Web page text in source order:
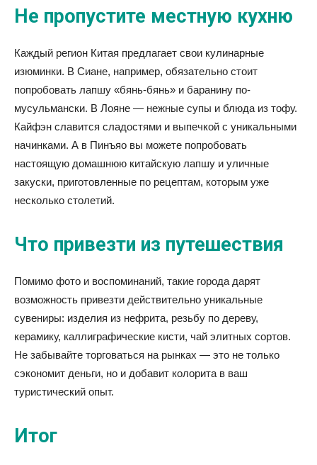
Не пропустите местную кухню
Каждый регион Китая предлагает свои кулинарные
изюминки. В Сиане, например, обязательно стоит
попробовать лапшу «бянь-бянь» и баранину по-
мусульмански. В Лояне — нежные супы и блюда из тофу.
Кайфэн славится сладостями и выпечкой с уникальными
начинками. А в Пинъяо вы можете попробовать
настоящую домашнюю китайскую лапшу и уличные
закуски, приготовленные по рецептам, которым уже
несколько столетий.
Что привезти из путешествия
Помимо фото и воспоминаний, такие города дарят
возможность привезти действительно уникальные
сувениры: изделия из нефрита, резьбу по дереву,
керамику, каллиграфические кисти, чай элитных сортов.
Не забывайте торговаться на рынках — это не только
сэкономит деньги, но и добавит колорита в ваш
туристический опыт.
Итог